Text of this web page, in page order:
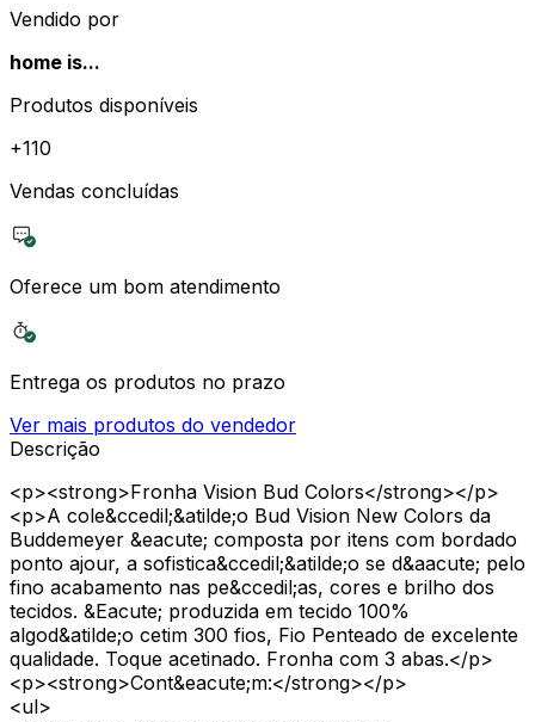
Vendido por
home is...
Produtos disponíveis
+110
Vendas concluídas
Oferece um bom atendimento
Entrega os produtos no prazo
Ver mais produtos do vendedor
Descrição
<p><strong>Fronha Vision Bud Colors</strong></p>
<p>A cole&ccedil;&atilde;o Bud Vision New Colors da
Buddemeyer &eacute; composta por itens com bordado
ponto ajour, a sofistica&ccedil;&atilde;o se d&aacute; pelo
fino acabamento nas pe&ccedil;as, cores e brilho dos
tecidos. &Eacute; produzida em tecido 100%
algod&atilde;o cetim 300 fios, Fio Penteado de excelente
qualidade. Toque acetinado. Fronha com 3 abas.</p>
<p><strong>Cont&eacute;m:</strong></p>
<ul>